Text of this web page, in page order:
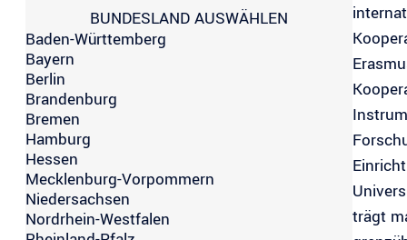
BUNDESLAND AUSWÄHLEN
Baden-Württemberg
Bayern
Berlin
Brandenburg
Bremen
Hamburg
Hessen
Mecklenburg-Vorpommern
Niedersachsen
Nordrhein-Westfalen
trägt